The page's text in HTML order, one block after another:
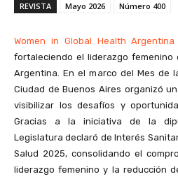
REVISTA Mayo 2026 Número 400
Women in Global Health Argentina
fortaleciendo el liderazgo
Argentina. En el marco del Mes de
Ciudad de Buenos Aires organizó
visibilizar los desafíos y
Gracias a la iniciativa de la
Legislatura declaró de Interés
Salud 2025, consolidando el
liderazgo femenino y la reducción